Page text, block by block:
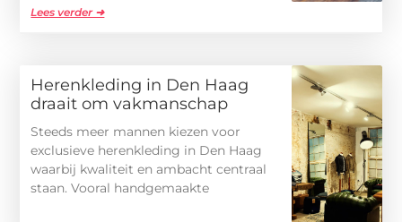
Lees verder ➜
Herenkleding in Den Haag
draait om vakmanschap
Steeds meer mannen kiezen voor
exclusieve herenkleding in Den Haag
waarbij kwaliteit en ambacht centraal
staan. Vooral handgemaakte